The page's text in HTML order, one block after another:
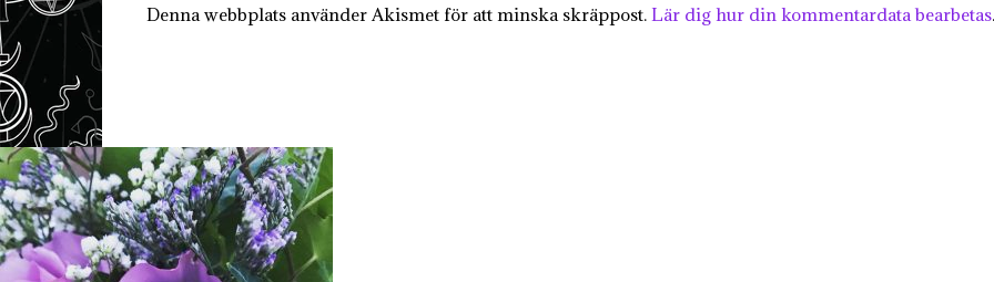
Denna webbplats använder Akismet för att minska skräppost. Lär dig hur din kommentardata bearbetas.